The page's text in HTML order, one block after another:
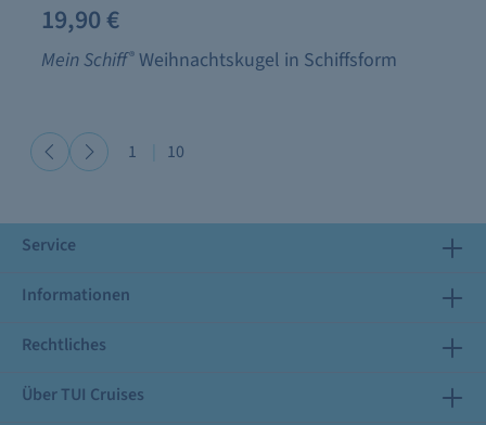
19,90 €
Mein Schiff® Weihnachtskugel in Schiffsform
1 10
Service
Informationen
Rechtliches
Über TUI Cruises